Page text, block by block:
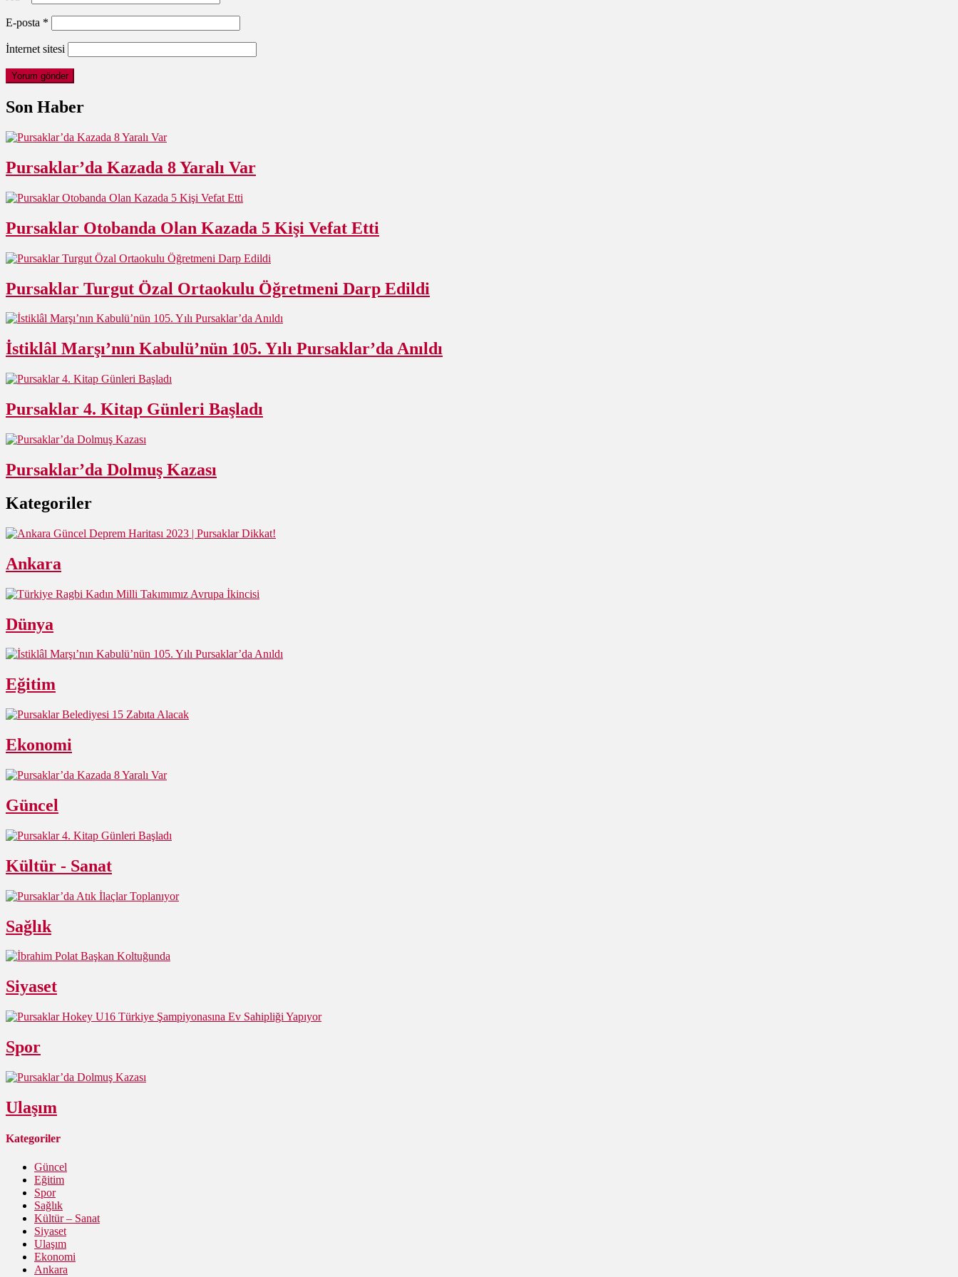
E-posta *
İnternet sitesi
Son Haber
Pursaklar’da Kazada 8 Yaralı Var
Pursaklar Otobanda Olan Kazada 5 Kişi Vefat Etti
Pursaklar Turgut Özal Ortaokulu Öğretmeni Darp Edildi
İstiklâl Marşı’nın Kabulü’nün 105. Yılı Pursaklar’da Anıldı
Pursaklar 4. Kitap Günleri Başladı
Pursaklar’da Dolmuş Kazası
Kategoriler
Ankara
Dünya
Eğitim
Ekonomi
Güncel
Kültür - Sanat
Sağlık
Siyaset
Spor
Ulaşım
Kategoriler
Güncel
Eğitim
Spor
Sağlık
Kültür – Sanat
Siyaset
Ulaşım
Ekonomi
Ankara